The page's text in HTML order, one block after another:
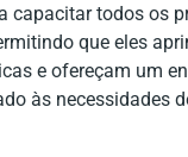
capacitar todos os
que eles
e ofereçam um
às necessidades